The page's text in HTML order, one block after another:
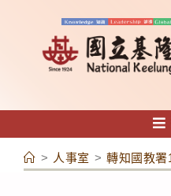
容
> 人事室 > 轉知國教署